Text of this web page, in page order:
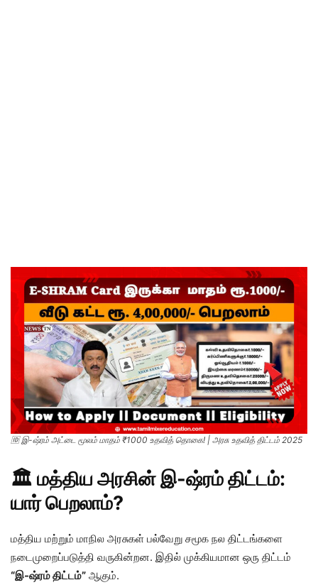
🆔 இ-ஷ்ரம் அட்டை மூலம் மாதம் ₹1000 உதவித் தொகை! | அரசு உதவித் திட்டம் 2025
🏛️ மத்திய அரசின் இ-ஷ்ரம் திட்டம்:
யார் பெறலாம்?
மத்திய மற்றும் மாநில அரசுகள் பல்வேறு சமூக நல திட்டங்களை
நடைமுறைப்படுத்தி வருகின்றன. இதில் முக்கியமான ஒரு திட்டம்
“இ-ஷ்ரம் திட்டம்” ஆகும்.